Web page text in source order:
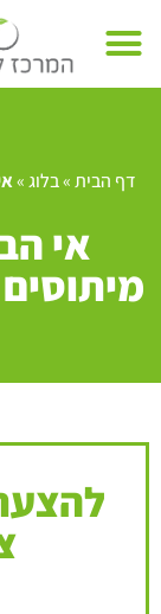
דף הבית»בלוג»
אי